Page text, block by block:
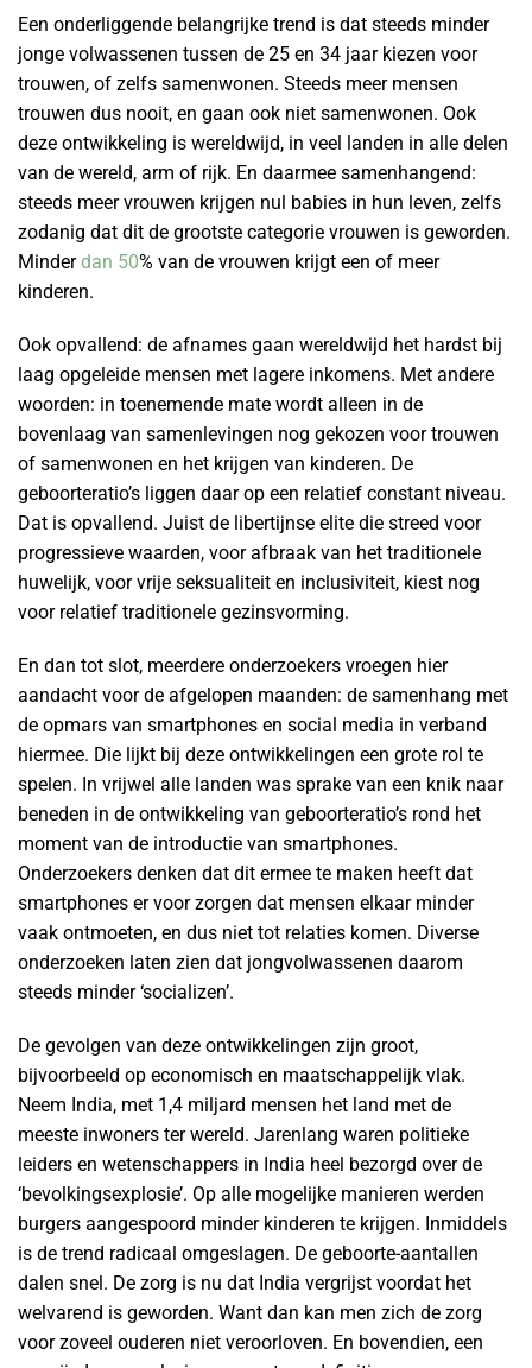
Een onderliggende belangrijke trend is dat steeds minder
jonge volwassenen tussen de 25 en 34 jaar kiezen voor
trouwen, of zelfs samenwonen. Steeds meer mensen
trouwen dus nooit, en gaan ook niet samenwonen. Ook
deze ontwikkeling is wereldwijd, in veel landen in alle delen
van de wereld, arm of rijk. En daarmee samenhangend:
steeds meer vrouwen krijgen nul babies in hun leven, zelfs
zodanig dat dit de grootste categorie vrouwen is geworden.
Minderdan 50% van de vrouwen krijgt een of meer
kinderen.
Ook opvallend: de afnames gaan wereldwijd het hardst bij
laag opgeleide mensen met lagere inkomens. Met andere
woorden: in toenemende mate wordt alleen in de
bovenlaag van samenlevingen nog gekozen voor trouwen
of samenwonen en het krijgen van kinderen. De
geboorteratio’s liggen daar op een relatief constant niveau.
Dat is opvallend. Juist de libertijnse elite die streed voor
progressieve waarden, voor afbraak van het traditionele
huwelijk, voor vrije seksualiteit en inclusiviteit, kiest nog
voor relatief traditionele gezinsvorming.
En dan tot slot, meerdere onderzoekers vroegen hier
aandacht voor de afgelopen maanden: de samenhang met
de opmars van smartphones en social media in verband
hiermee. Die lijkt bij deze ontwikkelingen een grote rol te
spelen. In vrijwel alle landen was sprake van een knik naar
beneden in de ontwikkeling van geboorteratio’s rond het
moment van de introductie van smartphones.
Onderzoekers denken dat dit ermee te maken heeft dat
smartphones er voor zorgen dat mensen elkaar minder
vaak ontmoeten, en dus niet tot relaties komen. Diverse
onderzoeken laten zien dat jongvolwassenen daarom
steeds minder ‘socializen’.
De gevolgen van deze ontwikkelingen zijn groot,
bijvoorbeeld op economisch en maatschappelijk vlak.
Neem India, met 1,4 miljard mensen het land met de
meeste inwoners ter wereld. Jarenlang waren politieke
leiders en wetenschappers in India heel bezorgd over de
‘bevolkingsexplosie’. Op alle mogelijke manieren werden
burgers aangespoord minder kinderen te krijgen. Inmiddels
is de trend radicaal omgeslagen. De geboorte-aantallen
dalen snel. De zorg is nu dat India vergrijst voordat het
welvarend is geworden. Want dan kan men zich de zorg
voor zoveel ouderen niet veroorloven. En bovendien, een